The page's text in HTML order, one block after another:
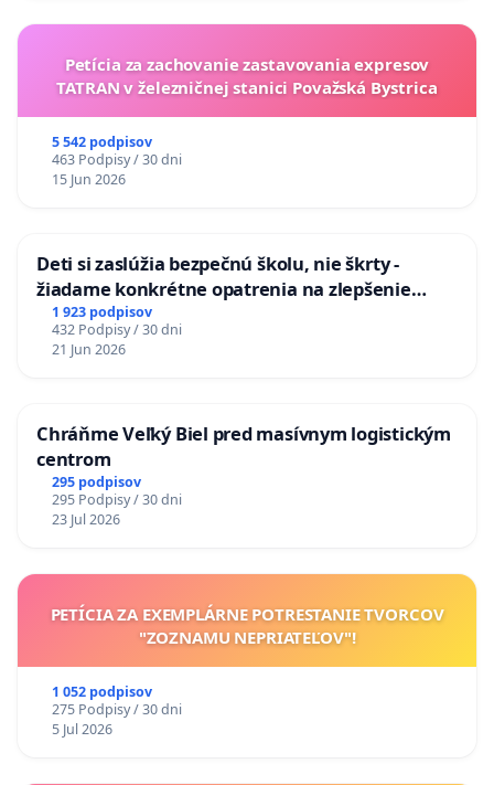
Petícia za zachovanie zastavovania expresov
TATRAN v železničnej stanici Považská Bystrica
5 542 podpisov
463 Podpisy / 30 dni
15 Jun 2026
Deti si zaslúžia bezpečnú školu, nie škrty -
žiadame konkrétne opatrenia na zlepšenie
situácie v školstve
1 923 podpisov
432 Podpisy / 30 dni
21 Jun 2026
Chráňme Veľký Biel pred masívnym logistickým
centrom
295 podpisov
295 Podpisy / 30 dni
23 Jul 2026
PETÍCIA ZA EXEMPLÁRNE POTRESTANIE TVORCOV
"ZOZNAMU NEPRIATEĽOV"!
1 052 podpisov
275 Podpisy / 30 dni
5 Jul 2026